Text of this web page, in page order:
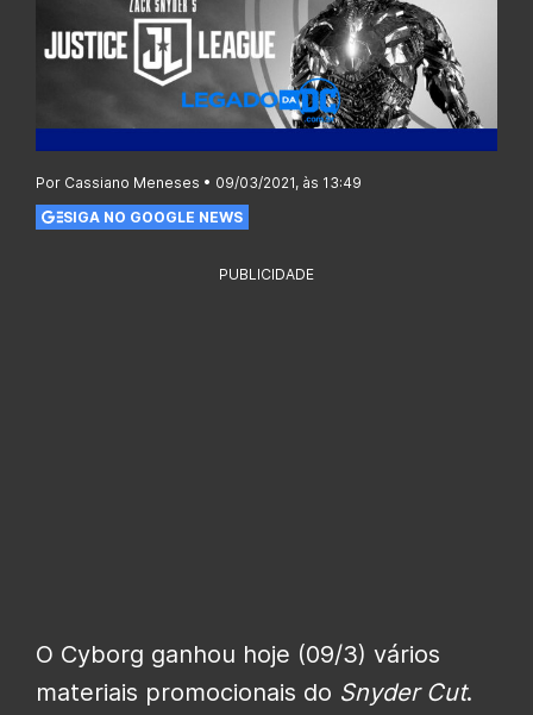
Por Cassiano Meneses • 09/03/2021, às 13:49
SIGA NO GOOGLE NEWS
PUBLICIDADE
O Cyborg ganhou hoje (09/3) vários
materiais promocionais do Snyder Cut.